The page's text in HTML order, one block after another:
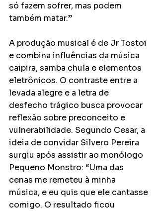
só fazem sofrer, mas podem
também matar.”
A produção musical é de Jr Tostoi
e combina influências da música
caipira, samba chula e elementos
eletrônicos. O contraste entre a
levada alegre e a letra de
desfecho trágico busca provocar
reflexão sobre preconceito e
vulnerabilidade. Segundo Cesar, a
ideia de convidar Silvero Pereira
surgiu após assistir ao monólogo
Pequeno Monstro: “Uma das
cenas me remeteu à minha
música, e eu quis que ele cantasse
comigo. O resultado ficou